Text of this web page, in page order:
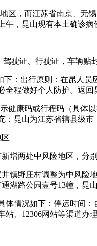
区，而江苏省南京、
午，昆山现有本土确诊病
驾驶证、行驶证，车辆
下：出行原则：在昆人
全程做好个人防护。返
健康码或行程码（具体
：昆山为江苏省辖县级
区
新增两处中风险地区，
镇野庄村调整为中风险
湖路公园壹号13幢，昆
体情况如下：停运时间
站、12306网站等渠道办